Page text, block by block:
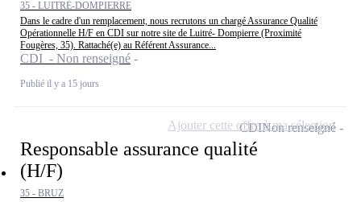
35 - LUITRÉ-DOMPIERRE
Dans le cadre d'un remplacement, nous recrutons un chargé Assurance Qualité
Opérationnelle H/F en CDI sur notre site de Luitré- Dompierre (Proximité
Fougères, 35). Rattaché(e) au Référent Assurance...
CDI - Non renseigné
Publié il y a 15 jours
Responsable assurance qualité
(H/F)
35 - BRUZ
CDINon renseigné
Ajouter cette offre à ma sélection